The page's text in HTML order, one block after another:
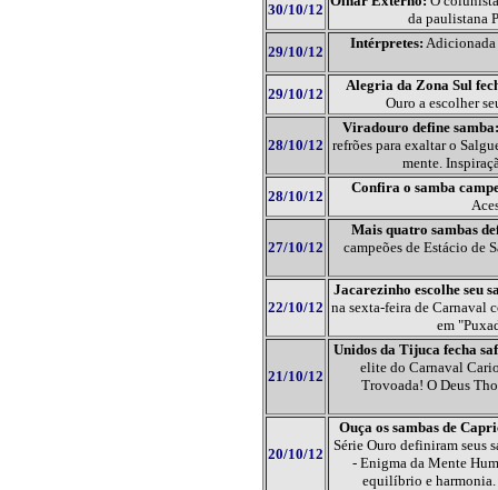
30/10/12
da paulistana
29/10/12
Intérpretes:
29/10/12
Alegria da Zona Sul
Ouro a escolher
28/10/12
Viradouro define
refrões para exaltar o
mente.
28/10/12
Confira o samba
27/10/12
Mais quatro sambas
campeões de Estácio de
22/10/12
Jacarezinho escolhe seu
na sexta-feira de Carnaval
em
21/10/12
Unidos da Tijuca fecha
elite do Carnaval
Trovoada! O Deus
20/10/12
Ouça os sambas de
Série Ouro definiram seus
- Enigma da Mente
equilíbrio e harmonia.